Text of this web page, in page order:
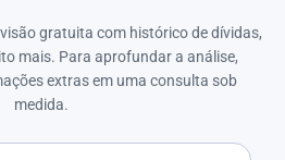
gratuita com histórico de dívidas,
mais. Para aprofundar a análise,
extras em uma consulta sob
medida.